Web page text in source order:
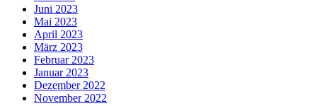
Juni 2023
Mai 2023
April 2023
März 2023
Februar 2023
Januar 2023
Dezember 2022
November 2022